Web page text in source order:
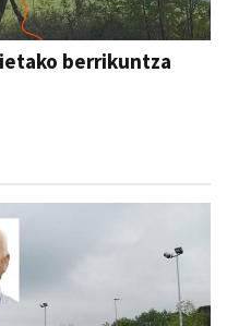
berrikuntza